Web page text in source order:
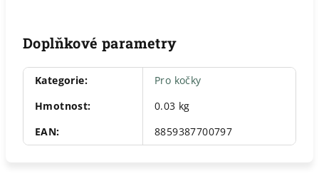
Doplňkové parametry
Kategorie:
Pro kočky
Hmotnost:
0.03 kg
EAN: 8859387700797